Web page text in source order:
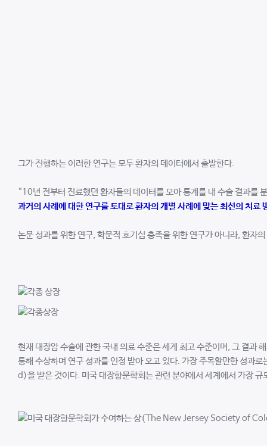
그가 진행하는 이러한 연구는 모두 환자의 데이터에서 출발한다.
“10년 전부터 진료했던 환자들의 데이터를 모아 통계를 내 수술 결과를
과거의 사례에 대한 연구를 토대로 환자의 개별 사례에 맞는 최선의 치료
논문 성과를 위한 연구, 학문적 호기심 충족을 위한 연구가 아니라, 환자
현재 대장암 수술에 관한 국내 의료 수준은 세계 최고 수준이며, 그 결과
통해 수상하며 연구 성과를 인정 받아 오고 있다. 가장 주목할만한
d)을 받은 것이다. 미국 대장항문학회는 관련 분야에서 세계에서 가장